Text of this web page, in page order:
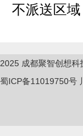
不派送区
2025 成都聚智创想科
蜀ICP备11019750号